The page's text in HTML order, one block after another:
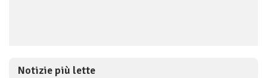
Notizie più lette